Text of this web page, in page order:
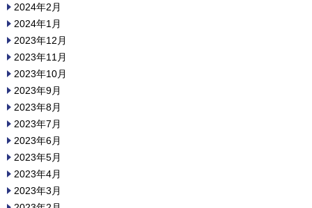
2024年2月
2024年1月
2023年12月
2023年11月
2023年10月
2023年9月
2023年8月
2023年7月
2023年6月
2023年5月
2023年4月
2023年3月